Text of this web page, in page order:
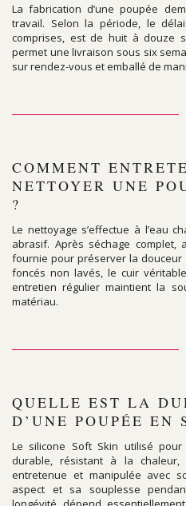
La fabrication d’une poupée
travail. Selon la période, le
comprises, est de huit à douze
permet une livraison sous six
sur rendez-vous et emballé de
COMMENT
NETTOYER UNE
?
Le nettoyage s’effectue à l’eau
abrasif. Après séchage
fournie pour préserver la douceur
foncés non lavés, le cuir
entretien régulier maintient la
matériau.
QUELLE EST LA
D’UNE POUPÉE EN
Le silicone Soft Skin utilisé
durable, résistant à la
entretenue et manipulée avec
aspect et sa souplesse